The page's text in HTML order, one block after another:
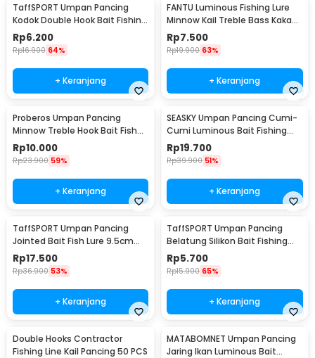
TaffSPORT Umpan Pancing
Kodok Double Hook Bait Fishing
Lure 6cm - UMK01
Rp6.200
Rp16.900 64%
+ Keranjang
FANTU Luminous Fishing Lure
Minnow Kail Treble Bass Kakap
8.5cm 8g - LB
Rp7.500
Rp19.900 63%
+ Keranjang
Proberos Umpan Pancing
Minnow Treble Hook Bait Fish
Lure 11cm 1 PCS - PB333
Rp10.000
Rp23.900 59%
+ Keranjang
SEASKY Umpan Pancing Cumi-
Cumi Luminous Bait Fishing
Lure 10cm 10 PCS
Rp19.700
Rp39.900 51%
+ Keranjang
TaffSPORT Umpan Pancing
Jointed Bait Fish Lure 9.5cm
20g 1 PCS - VSJ06-4
Rp17.500
Rp36.900 53%
+ Keranjang
TaffSPORT Umpan Pancing
Belatung Silikon Bait Fishing
Lure 2cm 50 PCS - WD-160
Rp5.700
Rp15.900 65%
+ Keranjang
Double Hooks Contractor
Fishing Line Kail Pancing 50 PCS
MATABOMNET Umpan Pancing
Jaring Ikan Luminous Bait